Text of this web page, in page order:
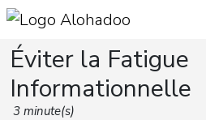
Éviter la Fatigue
Informationnelle
3 minute(s)